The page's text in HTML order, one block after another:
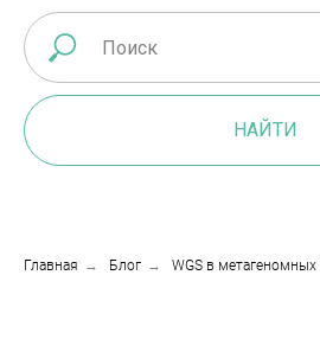
НАЙТИ
Главная → Блог → WGS в